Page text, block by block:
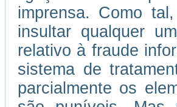
imprensa. Como
insultar qualquer
relativo à fraude
sistema de
parcialmente os